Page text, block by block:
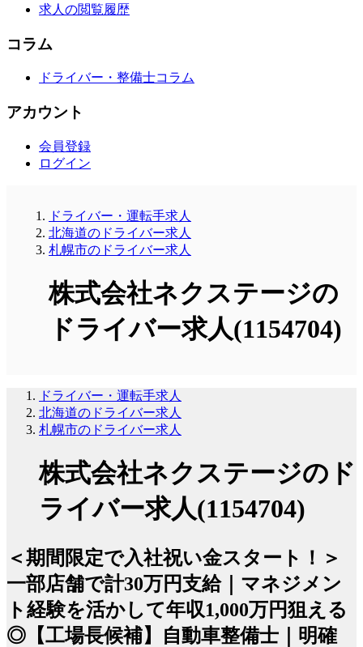
求人の閲覧履歴
コラム
ドライバー・整備士コラム
アカウント
会員登録
ログイン
ドライバー・運転手求人
北海道のドライバー求人
札幌市のドライバー求人
株式会社ネクステージの
ドライバー求人(1154704)
ドライバー・運転手求人
北海道のドライバー求人
札幌市のドライバー求人
株式会社ネクステージのド
ライバー求人(1154704)
＜期間限定で入社祝い金スタート！＞
一部店舗で計30万円支給｜マネジメン
ト経験を活かして年収1,000万円狙える
◎【工場長候補】自動車整備士｜明確